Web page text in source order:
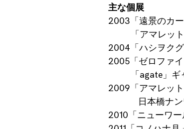
主な個展
2003「遠景のカ
「アマレット
2004「ハシヲク
2005「ゼロファ
「agate」ギャ
2009「アマレッ
日本橋ナンワ
2010「ニューワ